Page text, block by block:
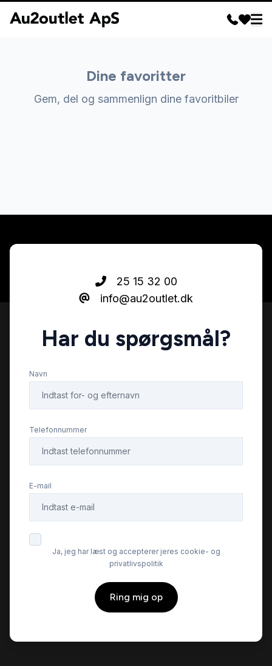
Dine favoritter
Gem, del og sammenlign dine favoritbiler
25 15 32 00
info@au2outlet.dk
Har du spørgsmål?
Navn
Telefonnummer
E-mail
Ja, jeg har læst og accepterer jeres cookie- og
privatlivspolitik
Ring mig op